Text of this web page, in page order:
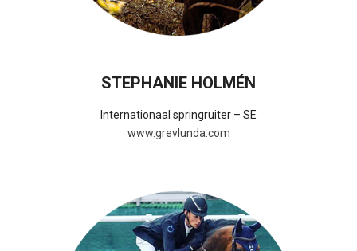
STEPHANIE HOLMÉN
Internationaal springruiter – SE
www.grevlunda.com